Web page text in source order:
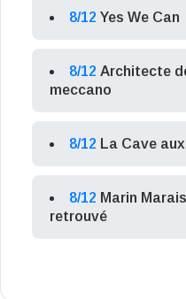
8/12 Yes We Can
8/12 Architecte
meccano
8/12 La Cave
8/12 Marin
retrouvé